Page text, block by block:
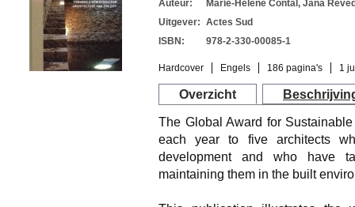
Auteur:
Marie-Hélène Contal, Jana
Uitgever: Actes Sud
ISBN:
978-2-330-00085-1
Hardcover Engels 186 pagina's 1
Overzicht
The Global Award for
each year to five architects
development and who have
maintaining them in the built